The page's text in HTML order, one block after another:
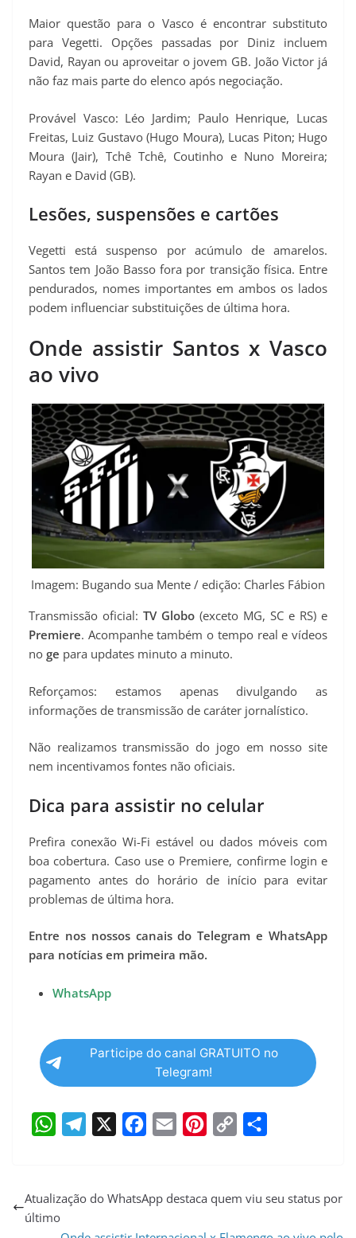
Maior questão para o Vasco é encontrar substituto
para Vegetti. Opções passadas por Diniz incluem
David, Rayan ou aproveitar o jovem GB. João Victor já
não faz mais parte do elenco após negociação.
Provável Vasco: Léo Jardim; Paulo Henrique, Lucas
Freitas, Luiz Gustavo (Hugo Moura), Lucas Piton; Hugo
Moura (Jair), Tchê Tchê, Coutinho e Nuno Moreira;
Rayan e David (GB).
Lesões, suspensões e cartões
Vegetti está suspenso por acúmulo de amarelos.
Santos tem João Basso fora por transição física. Entre
pendurados, nomes importantes em ambos os lados
podem influenciar substituições de última hora.
Onde assistir Santos x Vasco
ao vivo
Imagem: Bugando sua Mente / edição: Charles Fábion
Transmissão oficial: TV Globo (exceto MG, SC e RS) e
Premiere. Acompanhe também o tempo real e vídeos
no ge para updates minuto a minuto.
Reforçamos: estamos apenas divulgando as
informações de transmissão de caráter jornalístico.
Não realizamos transmissão do jogo em nosso site
nem incentivamos fontes não oficiais.
Dica para assistir no celular
Prefira conexão Wi-Fi estável ou dados móveis com
boa cobertura. Caso use o Premiere, confirme login e
pagamento antes do horário de início para evitar
problemas de última hora.
Entre nos nossos canais do Telegram e WhatsApp
para notícias em primeira mão.
WhatsApp
Participe do canal GRATUITO no
Telegram!
a
t
l
c
a
n
p
a
Atualização do WhatsApp destaca quem viu seu status por
último